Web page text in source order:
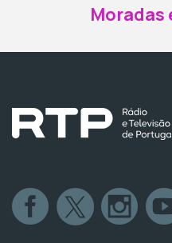
Moradas